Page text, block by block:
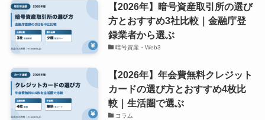
【2026年】暗号資産取引所の選び
方とおすすめ3社比較｜金融庁登
録業者から選ぶ
暗号資産・Web3
【2026年】年会費無料クレジット
カードの選び方とおすすめ4枚比
較｜生活圏で選ぶ
コラム